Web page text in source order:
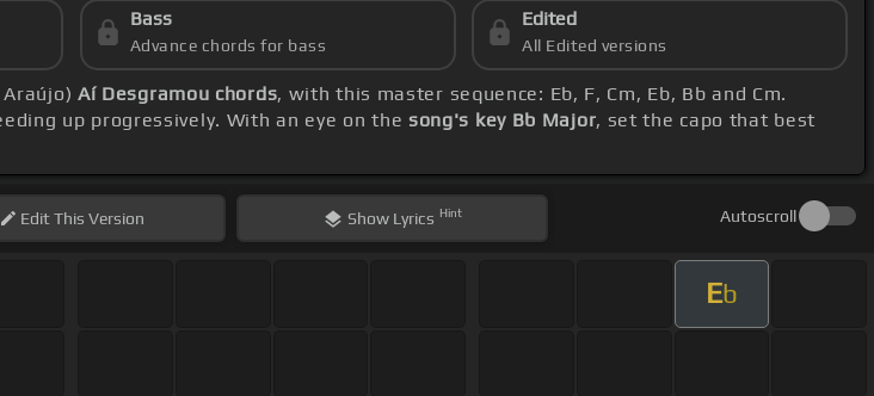
Bass
Advance chords for bass
Edited
All Edited versions
Aí Desgramou chords, with this master sequence: Eb, F, Cm, Eb, Bb and Cm.
up progressively. With an eye on the song's key Bb Major, set the capo that best
EditThis Version Show Lyrics Hint Autoscroll
Eb